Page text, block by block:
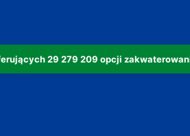
29 279 209 opcji